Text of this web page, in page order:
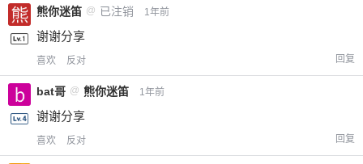
熊你迷笛 @ 已注销 1年前
谢谢分享
喜欢 反对 回复
bat哥 @ 熊你迷笛 1年前
谢谢分享
喜欢 反对 回复